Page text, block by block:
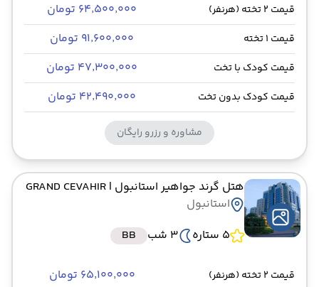
قیمت 2 تخته (هرنفر) ۶۴٬۵۰۰٬۰۰۰ تومان
قیمت 1 تخته ۹۱٬۶۰۰٬۰۰۰ تومان
قیمت کودک با تخت ۴۷٬۳۰۰٬۰۰۰ تومان
قیمت کودک بدون تخت ۴۲٬۴۹۰٬۰۰۰ تومان
مشاوره و رزرو رایگان
هتل گرند جواهیر استانبول | GRAND CEVAHIR
استانبول
5 ستاره
3 شب BB
قیمت 2 تخته (هرنفر) ۶۵٬۱۰۰٬۰۰۰ تومان